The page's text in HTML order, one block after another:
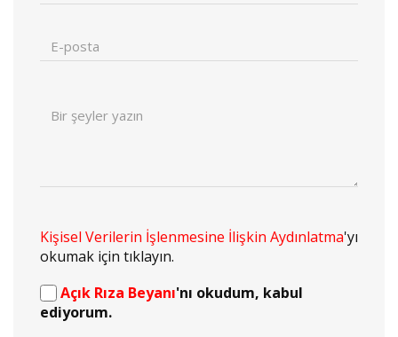
Kişisel Verilerin İşlenmesine İlişkin Aydınlatma'yı
okumak için tıklayın.
Açık Rıza Beyanı'nı okudum, kabul
ediyorum.